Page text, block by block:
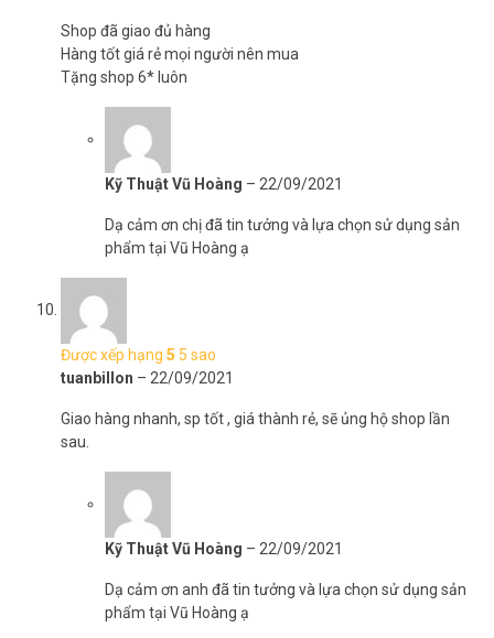
Shop đã giao đủ hàng
Hàng tốt giá rẻ mọi người nên mua
Tặng shop 6* luôn
Kỹ Thuật Vũ Hoàng – 22/09/2021
Dạ cảm ơn chị đã tin tưởng và lựa chọn sử dụng sản
phẩm tại Vũ Hoàng ạ
Được xếp hạng 5 5 sao
tuanbillon – 22/09/2021
Giao hàng nhanh, sp tốt , giá thành rẻ, sẽ ủng hộ shop lần
sau.
Kỹ Thuật Vũ Hoàng – 22/09/2021
Dạ cảm ơn anh đã tin tưởng và lựa chọn sử dụng sản
phẩm tại Vũ Hoàng ạ